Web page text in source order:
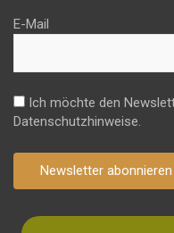
E-Mail
Ich möchte den
Datenschutzhinweise.
Newsletter abonnieren